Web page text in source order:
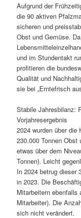
Aufgrund der
die 90 aktiven
sicheren und
Obst und Gemüse.
und im Stundentakt
profitieren die
Qualität und
sie bei „Erntefrisch
Stabile Jahresbilanz:
Vorjahresergebnis
2024 wurden über
230.000 Tonnen
etwas über dem
Tonnen). Leicht
In 2024 betrug dieser
in 2023. Die
Mitarbeitern ebenfalls
Mitarbeiter). Die
sich nicht verändert.